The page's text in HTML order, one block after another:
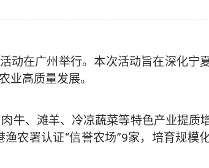
动在广州举行。本次活动旨在深化宁
业高质量发展。
牛、滩羊、冷凉蔬菜等特色产业提质
农署认证“信誉农场”9家，培育规模